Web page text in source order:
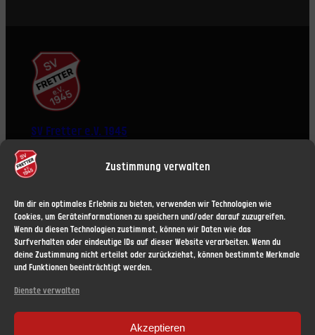
Zustimmung verwalten
Um dir ein optimales Erlebnis zu bieten, verwenden wir Technologien wie
Cookies, um Geräteinformationen zu speichern und/oder darauf zuzugreifen.
Wenn du diesen Technologien zustimmst, können wir Daten wie das
Surfverhalten oder eindeutige IDs auf dieser Website verarbeiten. Wenn du
deine Zustimmung nicht erteilst oder zurückziehst, können bestimmte Merkmale
und Funktionen beeinträchtigt werden.
Dienste verwalten
Akzeptieren
SV Fretter e.V. 1945
ÜBER UNS
News
Vorstand
Mitgliedschaft
RECHTLICHES
Impressum
Haftungsausschluss (Disclaimer)